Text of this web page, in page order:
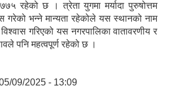
रहेको छ । त्रेता युगमा मर्यादा पुरुषोत्तम
गरेको भन्ने मान्यता रहेकोले यस स्थानको नाम
गरिएको यस नगरपालिका वातावरणीय र
पनि महत्वपूर्ण रहेको छ ।
09/2025 - 13:09